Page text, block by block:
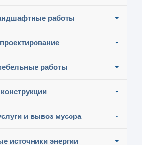
работы
работы
и вывоз мусора
источники энергии